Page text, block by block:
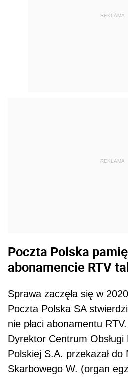
REKLAMA
REKLAMA
Poczta Polska
abonamencie RTV
Sprawa zaczęła się w
Poczta Polska SA
nie płaci abonamentu
Dyrektor Centrum
Polskiej S.A. przekazał do
Skarbowego W. (organ